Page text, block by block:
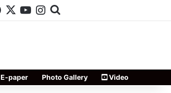
Facebook
X YouTube
Instagram
E-paper Photo Gallery Video